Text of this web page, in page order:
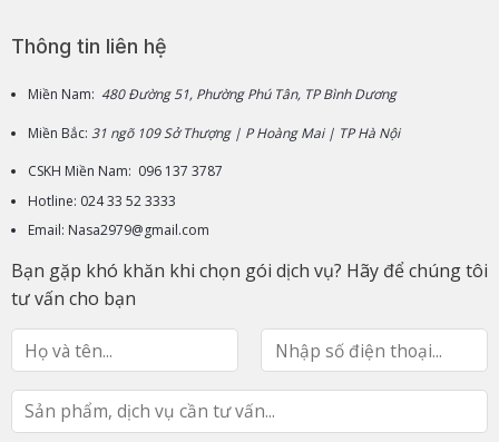
Thông tin liên hệ
Miền Nam: 480 Đường 51, Phường Phú Tân, TP Bình Dương
Miền Bắc: 31 ngõ 109 Sở Thượng | P Hoàng Mai | TP Hà Nội
CSKH Miền Nam: 096 137 3787
Hotline: 024 33 52 3333
Email: Nasa2979@gmail.com
Bạn gặp khó khăn khi chọn gói dịch vụ? Hãy để chúng tôi
tư vấn cho bạn